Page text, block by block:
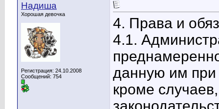
Надиша
Хорошая девочка
Регистрация: 24.10.2008
Сообщений: 754
4. Права и
4.1.
данную им при
кроме